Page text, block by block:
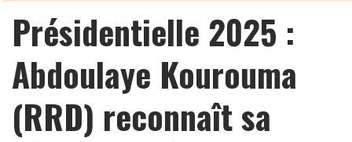
Présidentielle 2025 :
Abdoulaye Kourouma
(RRD) reconnaît sa